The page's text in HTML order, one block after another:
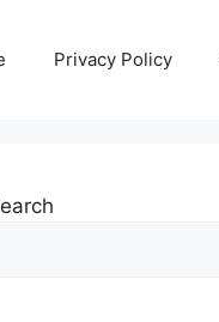
Privacy Policy